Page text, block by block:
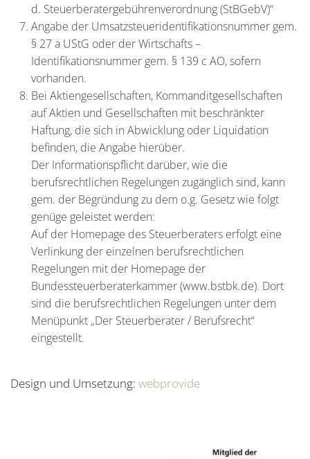
d. Steuerberatergebührenverordnung (StBGebV)“
Angabe der Umsatzsteueridentifikationsnummer gem.
§ 27 a UStG oder der Wirtschafts –
Identifikationsnummer gem. § 139 c AO, sofern
vorhanden.
Bei Aktiengesellschaften, Kommanditgesellschaften
auf Aktien und Gesellschaften mit beschränkter
Haftung, die sich in Abwicklung oder Liquidation
befinden, die Angabe hierüber.
Der Informationspflicht darüber, wie die
berufsrechtlichen Regelungen zugänglich sind, kann
gem. der Begründung zu dem o.g. Gesetz wie folgt
genüge geleistet werden:
Auf der Homepage des Steuerberaters erfolgt eine
Verlinkung der einzelnen berufsrechtlichen
Regelungen mit der Homepage der
Bundessteuerberaterkammer (www.bstbk.de). Dort
sind die berufsrechtlichen Regelungen unter dem
Menüpunkt „Der Steuerberater / Berufsrecht“
eingestellt.
Design und Umsetzung: webprovide